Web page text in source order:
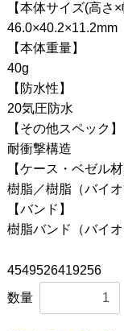
【本体サイズ(高さ×
46.0×40.2×11.2mm
【本体重量】
40g
【防水性】
20気圧防水
【その他スペック】
耐衝撃構造
【ケース・ベゼル材
樹脂／樹脂（バイ
【バンド】
樹脂バンド（バイ
4549526419256
数量